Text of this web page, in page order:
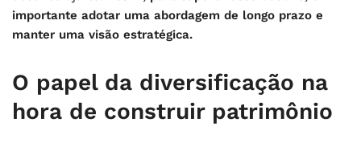
importante adotar uma abordagem de longo prazo e
manter uma visão estratégica.
O papel da diversificação na
hora de construir patrimônio